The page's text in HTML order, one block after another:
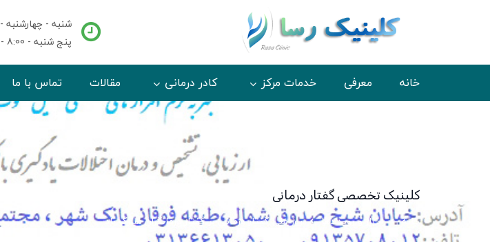
شنبه - چهارشنبه - 8:00 - 18:00
پنج شنبه - 8:00 - 14:00
خانه معرفی خدمات مرکز کادر درمانی مقالات تماس با ما
کلینیک تخصصی گفتار درمانی
خانه اخبار و رویدادها روز ملی گفتار درمانی بر گفتار درمانگران مبارک باد